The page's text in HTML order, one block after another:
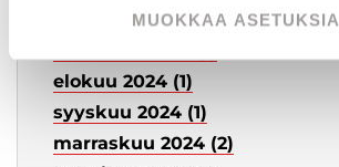
MUOKKAA ASETUKSIA
kesäkuu 2024 (1)
elokuu 2024 (1)
syyskuu 2024 (1)
marraskuu 2024 (2)